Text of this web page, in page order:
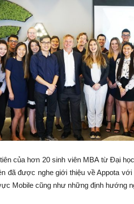
của hơn 20 sinh viên MBA từ Đại
đã được nghe giới thiệu về Appota
Mobile cũng như những định hướng